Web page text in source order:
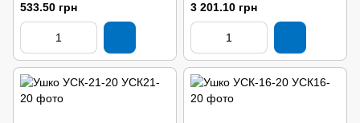
533.50 грн 3 201.10 грн